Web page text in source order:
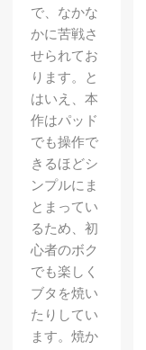
で、なかな
かに苦戦さ
せられてお
ります。と
はいえ、本
作はパッド
でも操作で
きるほどシ
ンプルにま
とまってい
るため、初
心者のボク
でも楽しく
ブタを焼い
たりしてい
ます。焼か